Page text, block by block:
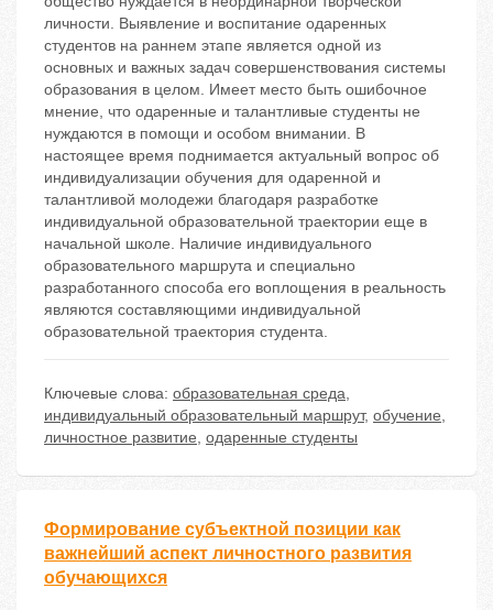
личности. Выявление и воспитание одаренных
студентов на раннем этапе является одной из
основных и важных задач совершенствования системы
образования в целом. Имеет место быть ошибочное
мнение, что одаренные и талантливые студенты не
нуждаются в помощи и особом внимании. В
настоящее время поднимается актуальный вопрос об
индивидуализации обучения для одаренной и
талантливой молодежи благодаря разработке
индивидуальной образовательной траектории еще в
начальной школе. Наличие индивидуального
образовательного маршрута и специально
разработанного способа его воплощения в реальность
являются составляющими индивидуальной
образовательной траектория студента.
Ключевые слова: образовательная среда,
индивидуальный образовательный маршрут, обучение,
личностное развитие, одаренные студенты
Формирование субъектной позиции как
важнейший аспект личностного развития
обучающихся